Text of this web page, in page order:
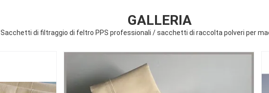
GALLERIA
Sacchetti di filtraggio di feltro PPS professionali / sacchetti di raccolta polveri per